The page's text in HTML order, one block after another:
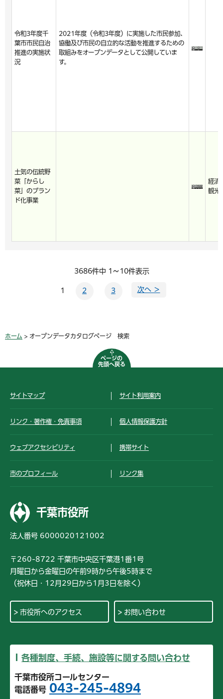
令和3年度千
葉市市民自治
推進の実施状
況
2021年度（令和3年度）に実施した市民参加、
協働及び市民の自立的な活動を推進するための
取組みをオープンデータとして公開していま
す。
土気の伝統野
菜「からし
菜」のブラン
ド化事業
経済
観光
3686件中 1～10件表示
1 2 3 次へ ＞
ホーム > オープンデータカタログページ 検索
ページの
先頭へ戻る
サイトマップ サイト利用案内
リンク・著作権・免責事項 個人情報保護方針
ウェブアクセシビリティ 携帯サイト
市のプロフィール リンク集
千葉市役所
法人番号 6000020121002
〒260-8722 千葉市中央区千葉港1番1号
月曜日から金曜日の午前9時から午後5時まで
（祝休日・12月29日から1月3日を除く）
市役所へのアクセス お問い合わせ
各種制度、手続、施設等に関する問い合わせ
千葉市役所コールセンター
電話番号 043-245-4894